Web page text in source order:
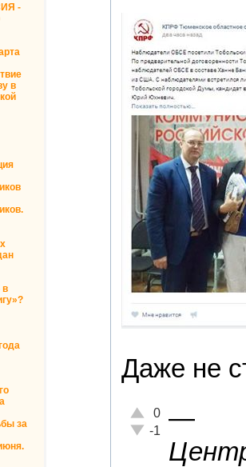
-
в
в
за
Даже не
Отлично!
0
Неадекватно!
-1
—